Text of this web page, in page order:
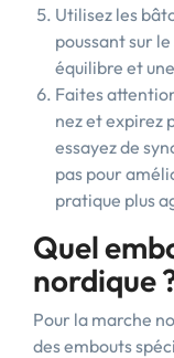
Utilisez les
poussant sur
équilibre et
Faites
nez et expirez
essayez de
pas pour
pratique plus
Quel
nordique
Pour la marche
des embouts